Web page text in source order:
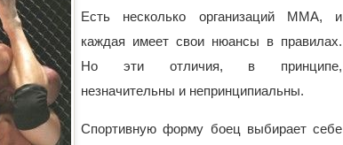
Есть несколько организаций ММА, и
каждая имеет свои нюансы в правилах.
Но эти отличия, в принципе,
незначительны и непринципиальны.
Спортивную форму боец выбирает себе